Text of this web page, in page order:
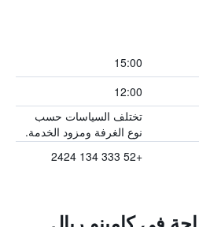
15:00
12:00
تختلف السياسات حسب
نوع الغرفة ومزود الخدمة.
+52 333 134 2424